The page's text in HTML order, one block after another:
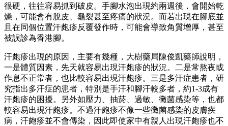
很硬，往往容易抓到破皮。手腳水泡出現約兩週後，會開始乾
燥，可能會有脫皮、龜裂甚至疼痛的狀況。而若出現在腳底並
且在同個位置汗皰疹反覆發作時，可能會導致角質增厚，甚至
被誤診為香港腳。
汗皰疹出現的原因，主要有幾種，大樹藥局陳俊凱藥師說明，
一是體質因素，先天就容易出現汗皰疹的狀況。二是常熬夜或
作息不正常者，也比較容易出現汗皰疹。三是多汗症患者，研
究指出多汗症的患者，特別是手汗和腳汗較多者，約1-3成有
汗皰疹的困擾。另外如壓力、抽菸、過敏、黴菌感染等，也都
較容易出現汗皰疹。不過汗皰疹不像一些黴菌感染的皮膚疾
病，汗皰疹並不會傳染，因此即使家中有親人出現汗皰疹也不